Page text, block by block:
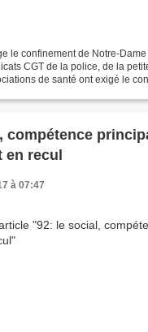
le confinement de Notre-
CGT de la police, de la
de santé ont exigé le
compétence
en recul
à 07:47